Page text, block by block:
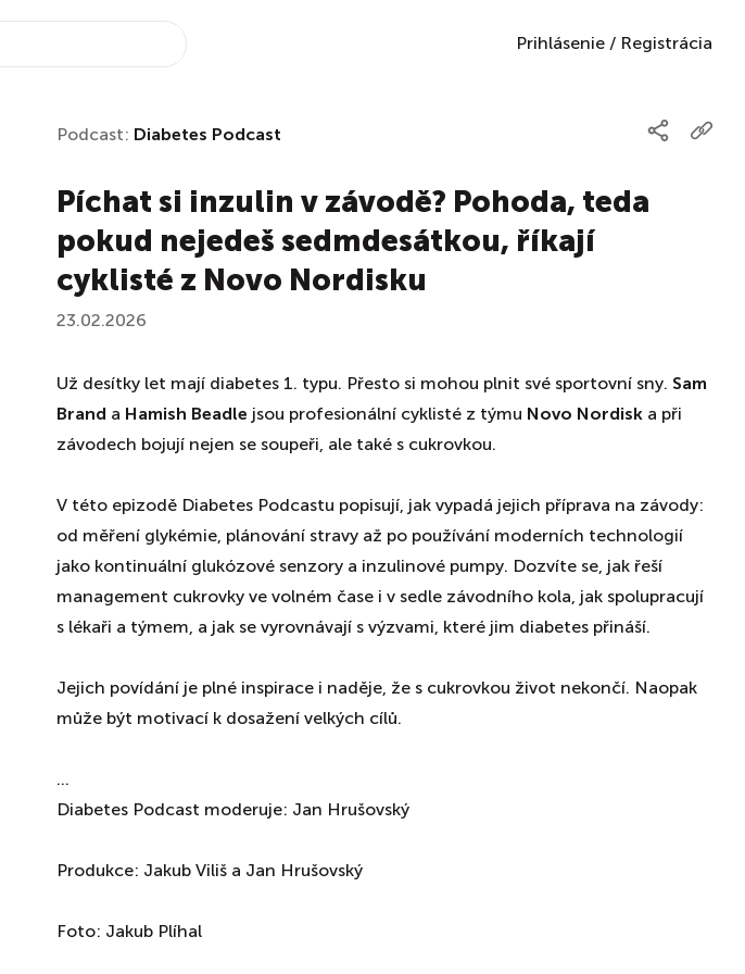
Prihlásenie / Registrácia
Podcast: Diabetes Podcast
Píchat si inzulin v závodě? Pohoda, teda
pokud nejedeš sedmdesátkou, říkají
cyklisté z Novo Nordisku
23.02.2026
Už desítky let mají diabetes 1. typu. Přesto si mohou plnit své sportovní sny. Sam
Brand a Hamish Beadle jsou profesionální cyklisté z týmu Novo Nordisk a při
závodech bojují nejen se soupeři, ale také s cukrovkou.
V této epizodě Diabetes Podcastu popisují, jak vypadá jejich příprava na závody:
od měření glykémie, plánování stravy až po používání moderních technologií
jako kontinuální glukózové senzory a inzulinové pumpy. Dozvíte se, jak řeší
management cukrovky ve volném čase i v sedle závodního kola, jak spolupracují
s lékaři a týmem, a jak se vyrovnávají s výzvami, které jim diabetes přináší.
Jejich povídání je plné inspirace i naděje, že s cukrovkou život nekončí. Naopak
může být motivací k dosažení velkých cílů.
...
Diabetes Podcast moderuje: Jan Hrušovský
Produkce: Jakub Viliš a Jan Hrušovský
Foto: Jakub Plíhal